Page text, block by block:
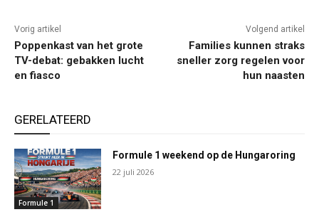
Vorig artikel
Poppenkast van het grote
TV-debat: gebakken lucht
en fiasco
Volgend artikel
Families kunnen straks
sneller zorg regelen voor
hun naasten
GERELATEERD
Formule 1
Formule 1 weekend op de Hungaroring
22 juli 2026